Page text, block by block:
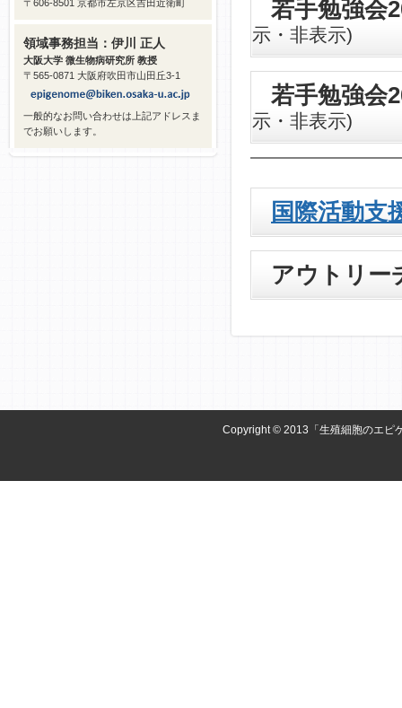
若手勉強会
示・非表示)
若手勉強会
示・非表示)
国際活動支
アウトリー
〒606-8501 京都市左京区吉田近衛町
領域事務担当：伊川 正人
大阪大学 微生物病研究所 教授
〒565-0871 大阪府吹田市山田丘3-1
一般的なお問い合わせは上記アドレスま
でお願いします。
Copyright © 2013「生殖細胞のエピ